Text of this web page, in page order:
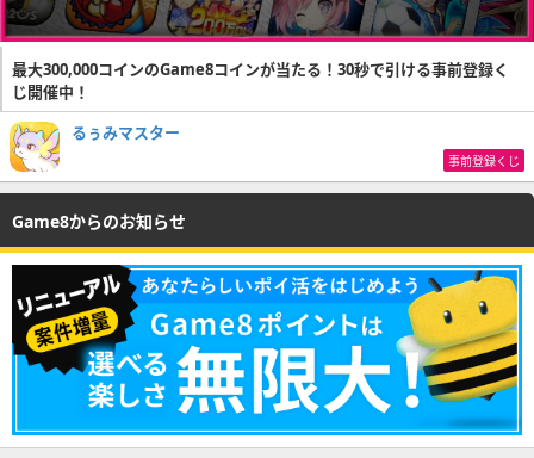
最大300,000コインのGame8コインが当たる！30秒で引ける事前登録く
じ開催中！
るぅみマスター
事前登録くじ
Game8からのお知らせ